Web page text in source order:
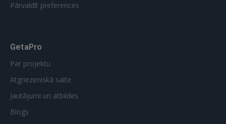
Pārvaldīt preferences
GetaPro
Par projektu
Atgriezeniskā saite
Jautājumi un atbildes
Blogs